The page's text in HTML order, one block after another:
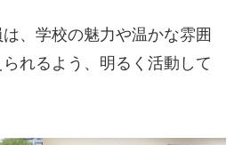
、学校の魅力や温かな雰囲
れるよう、明るく活動して